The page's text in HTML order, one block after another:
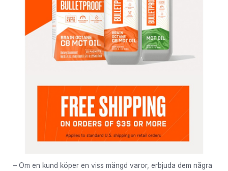
– Om en kund köper en viss mängd varor, erbjuda dem några